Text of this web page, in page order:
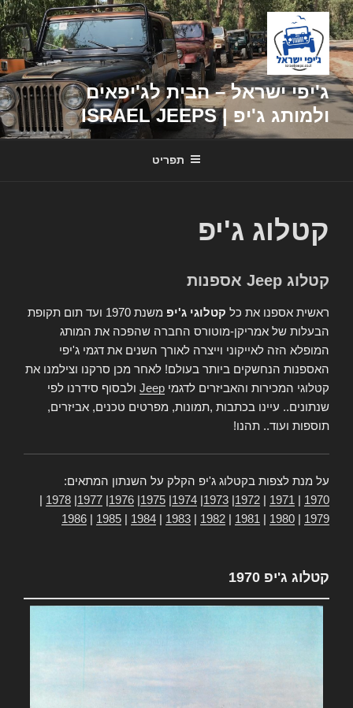
דילוג
לתוכן
ג'יפי ישראל – הבית לג'יפאים
ולמותג ג'יפ | ISRAEL JEEPS
תפריט
קטלוג ג'יפ
קטלוג Jeep אספנות
ראשית אספנו את כל קטלוגי ג'יפ
משנת 1970 ועד תום תקופת
הבעלות של אמריקן-מוטורס החברה שהפכה את המותג
המופלא הזה לאייקוני וייצרה לאורך השנים את דגמי ג'יפי
האספנות הנחשקים ביותר בעולם! לאחר מכן סרקנו וצילמנו את
קטלוגי המכירות והאביזרים לדגמי Jeep ולבסוף סידרנו לפי
שנתונים.. עיינו בכתבות ,תמונות, מפרטים טכנים, אביזרים,
תוספות ועוד.. תהנו!
על מנת לצפות בקטלוג ג'יפ הקלק על השנתון המתאים:
1970
1971
1972
1973
1974
1975
1976
1977
1978
1979
1980
1981
1982
1983
1984
1985
1986
קטלוג ג'יפ 1970